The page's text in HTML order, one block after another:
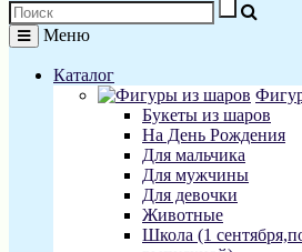
Меню
Каталог
Букеты из шаров
На День Рождения
Для мальчика
Для мужчины
Для девочки
Животные
Школа (1